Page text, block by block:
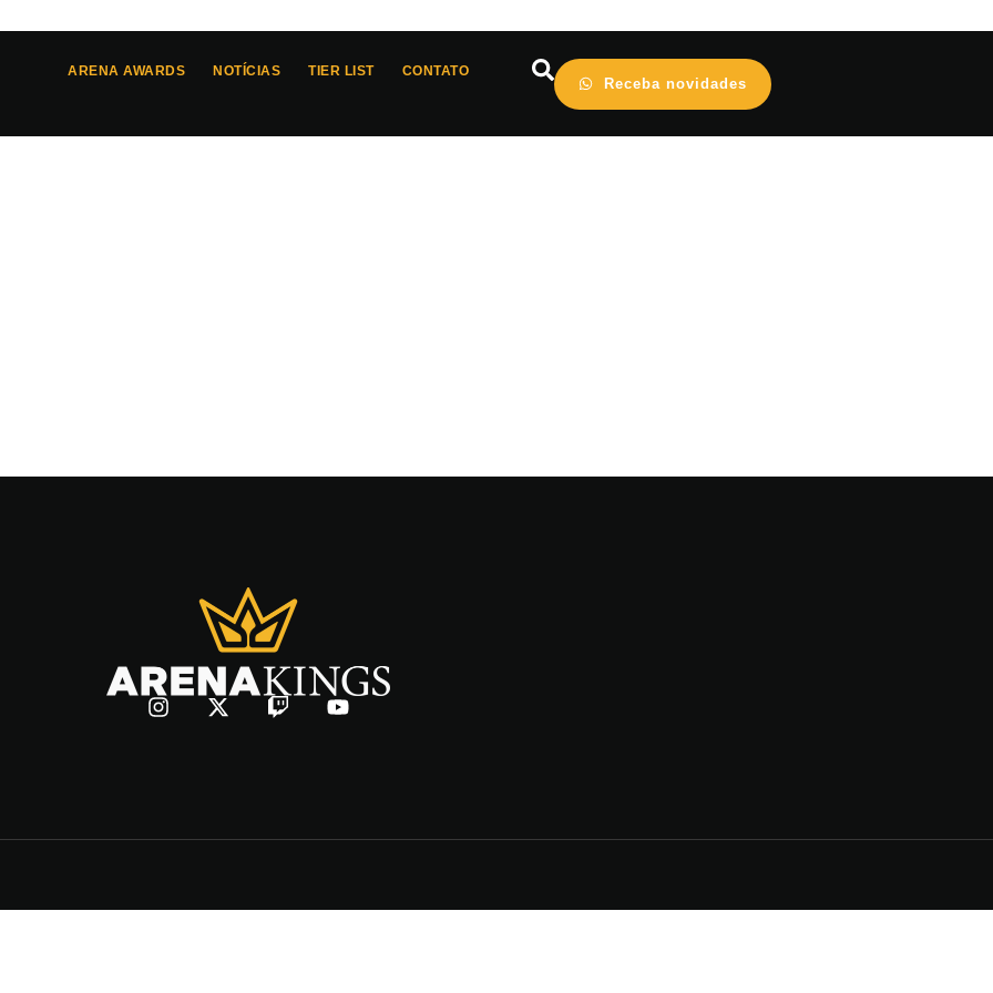
ARENA AWARDS NOTÍCIAS TIER LIST CONTATO
Receba novidades